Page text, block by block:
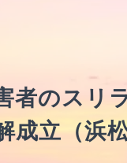
者のスリ
成立（浜